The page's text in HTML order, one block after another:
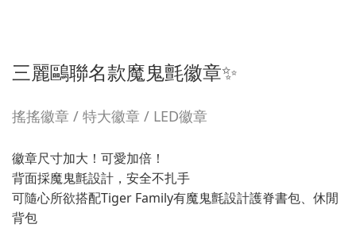
三麗鷗聯名款魔鬼氈徽章✨
搖搖徽章 / 特大徽章 / LED徽章
徽章尺寸加大！可愛加倍！
背面採魔鬼氈設計，安全不扎手
可隨心所欲搭配Tiger Family有魔鬼氈設計護脊書包、休閒
背包